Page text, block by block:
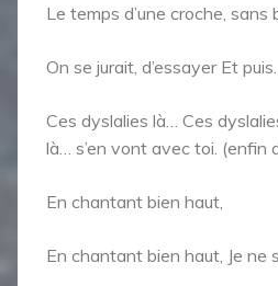
Le temps d’une croche, sans
On se jurait, d’essayer Et
Ces dyslalies là… Ces
là… s’en vont avec toi. (enfin
En chantant bien haut,
En chantant bien haut, Je ne